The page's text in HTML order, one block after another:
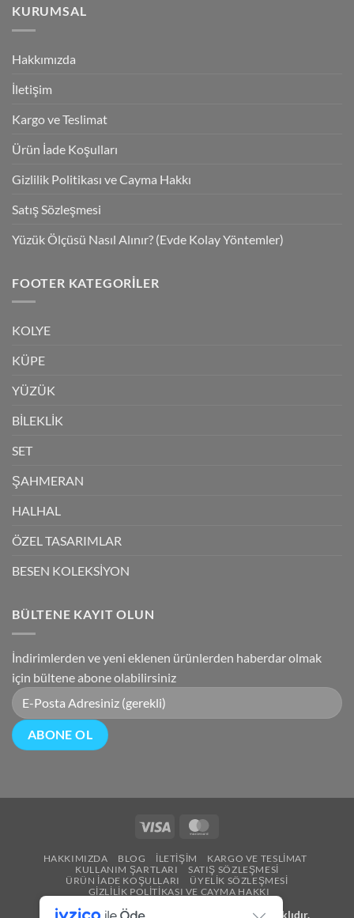
KURUMSAL
Hakkımızda
İletişim
Kargo ve Teslimat
Ürün İade Koşulları
Gizlilik Politikası ve Cayma Hakkı
Satış Sözleşmesi
Yüzük Ölçüsü Nasıl Alınır? (Evde Kolay Yöntemler)
FOOTER KATEGORILER
KOLYE
KÜPE
YÜZÜK
BİLEKLİK
SET
ŞAHMERAN
HALHAL
ÖZEL TASARIMLAR
BESEN KOLEKSİYON
BÜLTENE KAYIT OLUN
İndirimlerden ve yeni eklenen ürünlerden haberdar olmak
için bültene abone olabilirsiniz
Visa
HAKKIMIZDA BLOG İLETIŞIM
KARGO VE TESLIMAT
KULLANIM ŞARTLARI
SATIŞ SÖZLEŞMESI
ÜRÜN İADE KOŞULLARI
ÜYELIK SÖZLEŞMESI
GIZLILIK POLITIKASI VE CAYMA HAKKI
Copyright 2026 ©Besen Gümüş Tüm Hakları Saklıdır.